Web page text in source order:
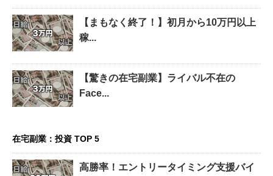
【まもなく終了！】初月から10万円以上
稼...
【驚きの在宅副業】ライバル不在の
Face...
在宅副業：投資 TOP 5
高勝率！エントリータイミング支援バイ